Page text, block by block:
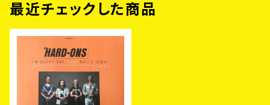
最近チェックした商品